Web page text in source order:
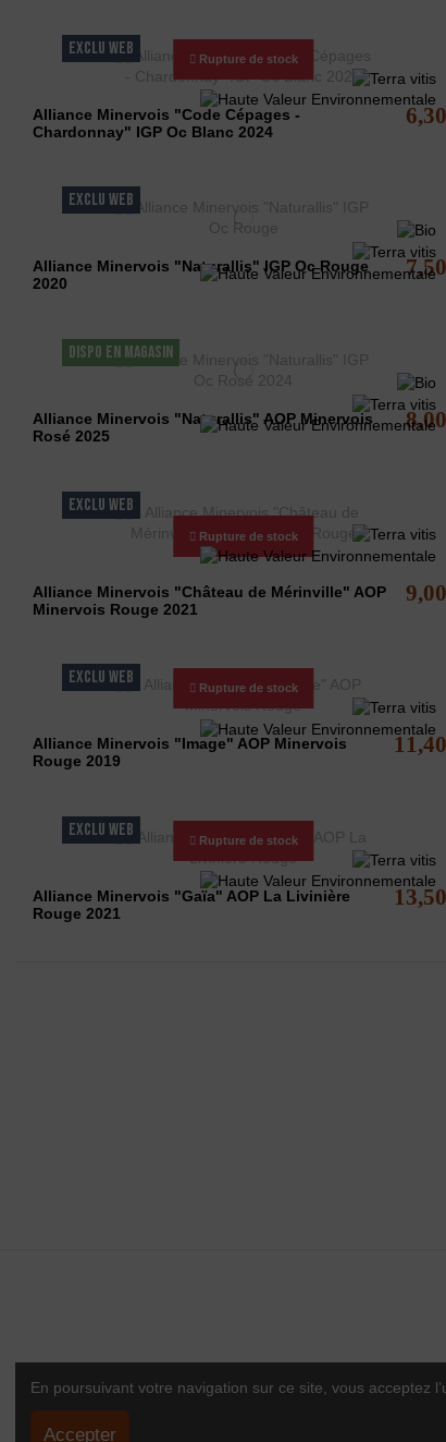
EXCLU WEB Rupture de stock
Alliance Minervois "Code Cépages -
Chardonnay" IGP Oc Blanc 2024
EXCLU WEB
Alliance Minervois "Naturallis" IGP Oc Rouge
2020
DISPO EN MAGASIN
Alliance Minervois "Naturallis" AOP Minervois
Rosé 2025
EXCLU WEB
Rupture de stock
Alliance Minervois "Château de Mérinville" AOP
Minervois Rouge 2021
EXCLU WEB Rupture de stock
Alliance Minervois "Image" AOP Minervois
Rouge 2019
EXCLU WEB Rupture de stock
Alliance Minervois "Gaïa" AOP La Livinière
Rouge 2021
En poursuivant votre navigation sur ce site, vous acceptez
Accepter